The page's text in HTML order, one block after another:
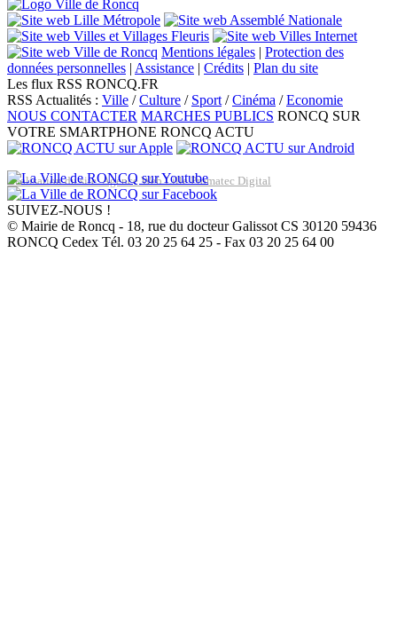
Mentions légales | Protection des
données personnelles | Assistance | Crédits | Plan du site
Les flux RSS RONCQ.FR
RSS Actualités : Ville /Culture / Sport /Cinéma /Economie
NOUS CONTACTER MARCHES PUBLICS RONCQ SUR
VOTRE SMARTPHONE RONCQ ACTU
Réalisation du site: Agence Web Lille Promatec Digital
SUIVEZ-NOUS !
© Mairie de Roncq - 18, rue du docteur Galissot CS 30120 59436
RONCQ Cedex Tél. 03 20 25 64 25 - Fax 03 20 25 64 00